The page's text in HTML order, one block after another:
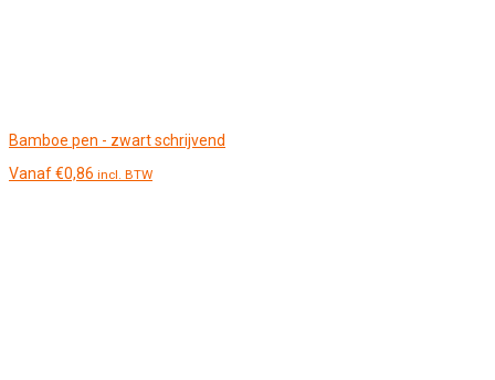
Bamboe pen - zwart schrijvend
Vanaf€0,86 incl. BTW